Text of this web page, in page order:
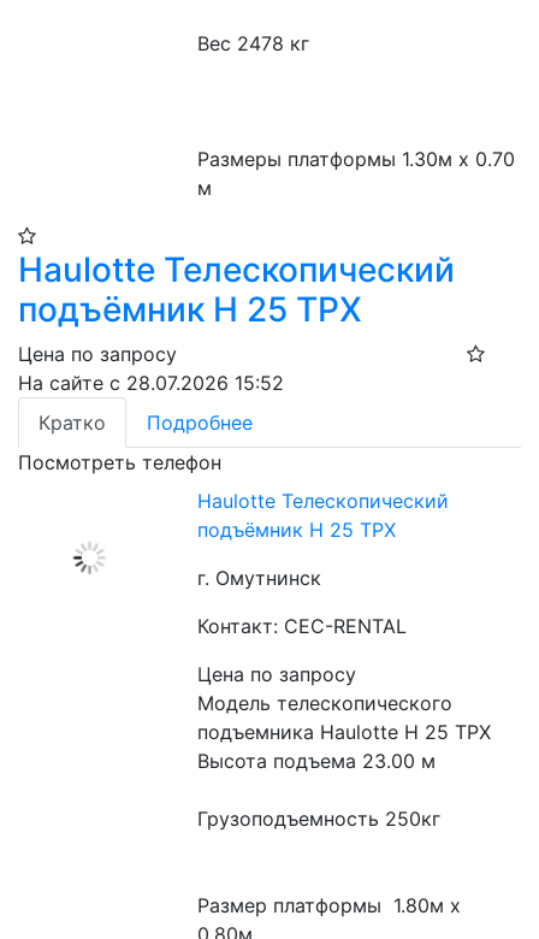
Вес 2478 кг
Размеры платформы 1.30м x 0.70
м
Haulotte Телескопический
подъёмник H 25 TPX​
Цена по запросу
На сайте с 28.07.2026 15:52
Кратко
Подробнее
Посмотреть телефон
Haulotte Телескопический
подъёмник H 25 TPX​
г. Омутнинск
Контакт: CEC-RENTAL
Цена по запросу
Модель телескопического
подъемника Haulotte H 25 TPX
Высота подъема 23.00 м
Грузоподъемность 250кг
Размер платформы  1.80м x
0.80м